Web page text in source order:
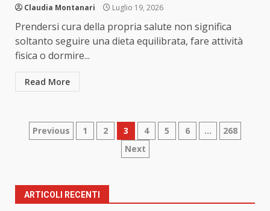
Claudia Montanari Luglio 19, 2026
Prendersi cura della propria salute non significa
soltanto seguire una dieta equilibrata, fare attività
fisica o dormire...
Read More
Paginazione
articoli
Previous 1 2 3 4 5 6 …
268
Next
ARTICOLI RECENTI